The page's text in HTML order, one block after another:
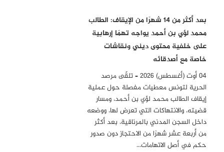
بعد أكثر من 14 شهرًا من الإيقاف: الطالب
محمد لؤي بن أحمد يواجه تهمًا إرهابية
على خلفية محتوى ديني ونقاشات
خاصة مع أصدقائه
04 أوت (أغسطس) 2026 – تلقّى مرصد
الحرية لتونس معطيات مفصلة حول عملية
إيقاف الطالب محمد لؤي بن أحمد، ومسار
قضيته، والانتهاكات التي تعرض لها، ووضعه
داخل السجن المدني بالمرناقية، بعد أكثر
من أربعة عشر شهرًا من الاحتجاز دون صدور
حكم في أصل الاتهامات…